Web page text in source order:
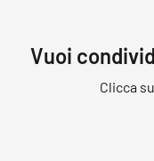
Vuoi
Clicca